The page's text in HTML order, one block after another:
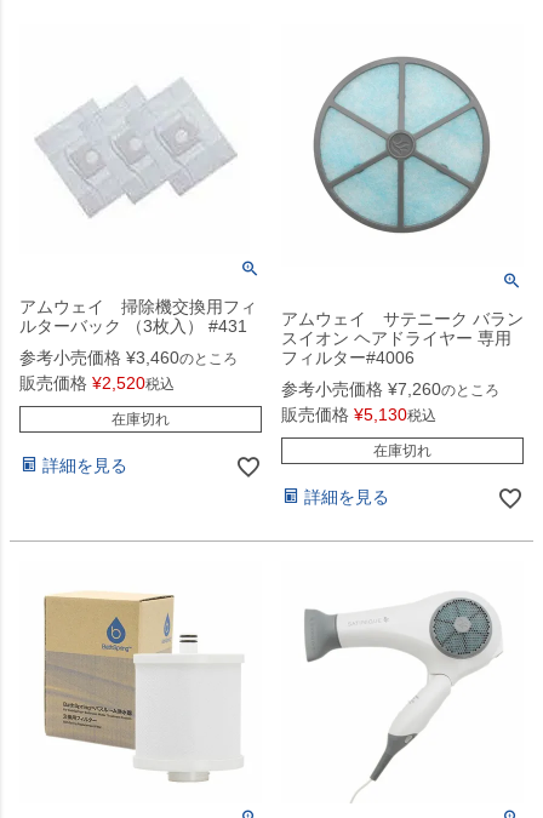
アムウェイ 掃除機交換用フィ
ルターバック （3枚入） #431
参考小売価格 ¥3,460のところ
販売価格 ¥2,520税込
在庫切れ
詳細を見る
アムウェイ サテニーク バラン
スイオン ヘアドライヤー 専用
フィルター#4006
参考小売価格 ¥7,260のところ
販売価格 ¥5,130税込
在庫切れ
詳細を見る